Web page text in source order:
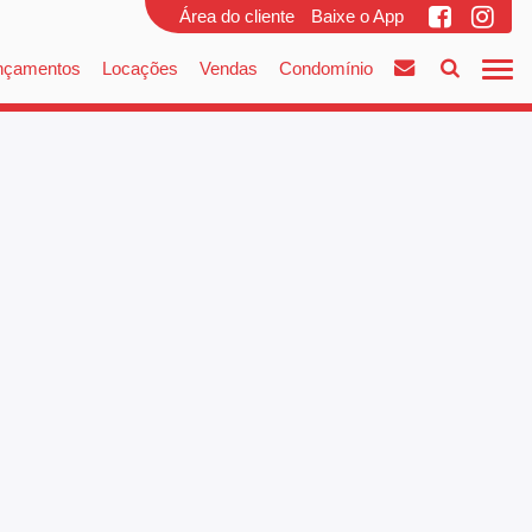
Área do cliente Baixe o App
Locações Vendas Condomínio